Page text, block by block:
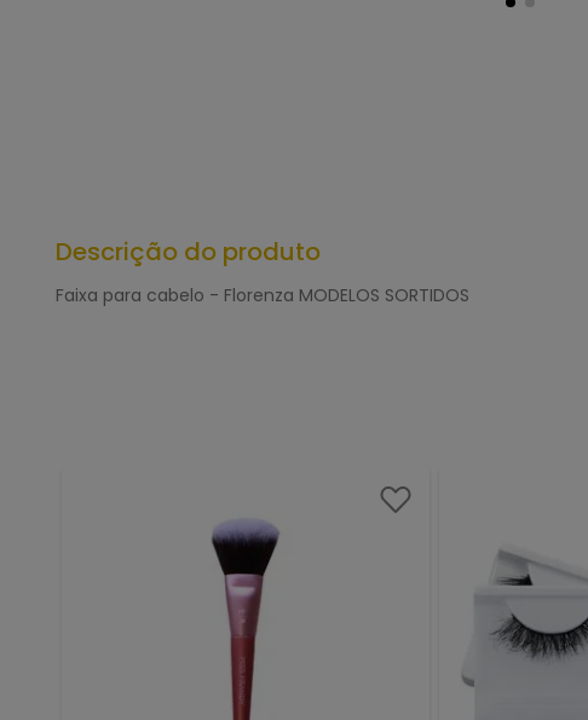
Descrição do produto
Faixa para cabelo - Florenza MODELOS SORTIDOS